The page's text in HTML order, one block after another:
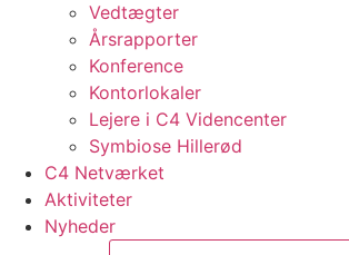
Vedtægter
Årsrapporter
Konference
Kontorlokaler
Lejere i C4 Videncenter
Symbiose Hillerød
C4 Netværket
Aktiviteter
Nyheder